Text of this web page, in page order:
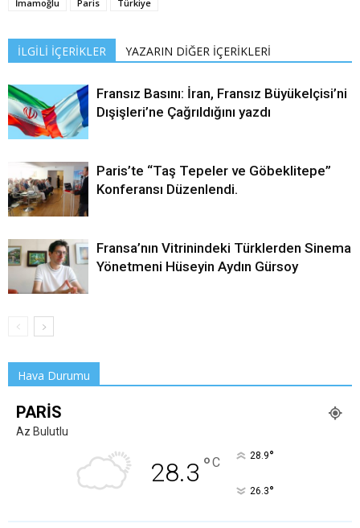
İmamoğlu
Paris Türkiye
İLGİLİ İÇERİKLER YAZARIN DİĞER İÇERİKLERİ
Fransız Basını: İran, Fransız Büyükelçisi’ni
Dışişleri’ne Çağrıldığını yazdı
Paris’te “Taş Tepeler ve Göbeklitepe”
Konferansı Düzenlendi.
Fransa’nın Vitrinindeki Türklerden Sinema
Yönetmeni Hüseyin Aydın Gürsoy
Hava Durumu
PARIS
Az Bulutlu
28.3 °C 28.9°
26.3°